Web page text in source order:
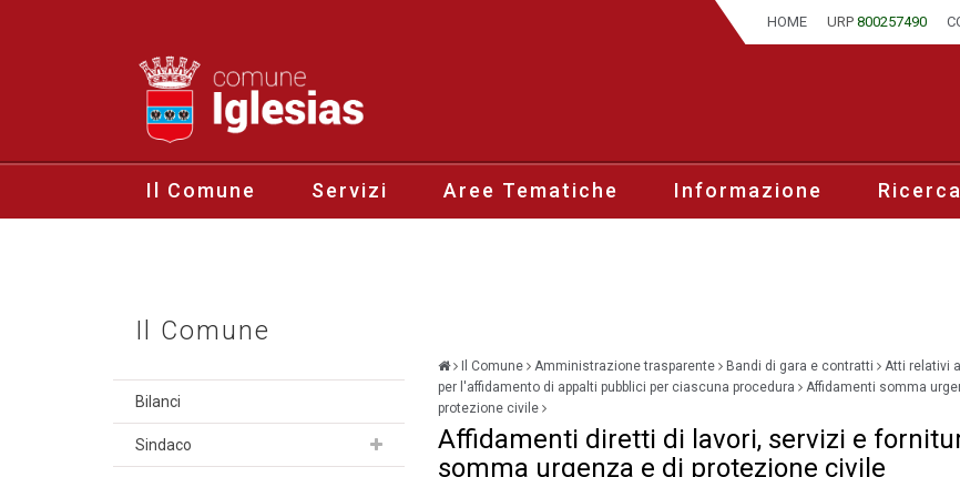
HOME URP 800257490
Il Comune Servizi Aree Tematiche Informazione Ricerca
Il Comune
Bilanci
Sindaco
Il Comune Amministrazione trasparente Bandi di gara e contratti
Atti relativi
per l'affidamento di appalti pubblici per ciascuna procedura
Affidamenti somma
protezione civile
Affidamenti diretti di lavori, servizi e
somma urgenza e di protezione civile